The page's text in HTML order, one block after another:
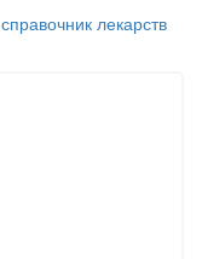
справочник лекарств